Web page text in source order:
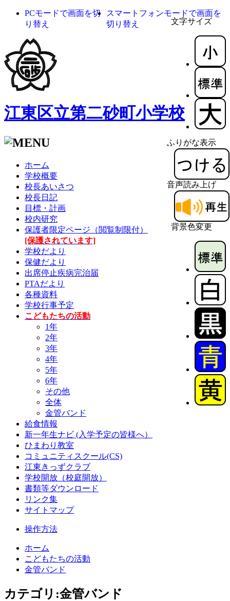
文字サイズ
ふりがな表示
音声読み上げ
背景色変更
PCモードで画面を切
り替え
スマートフォンモードで画面を
切り替え
江東区立第二砂町小学校
ホーム
学校概要
校長あいさつ
校長日記
目標・計画
校内研究
保護者限定ページ（閲覧制限付）
[保護されています]
学校だより
保健だより
出席停止疾病完治届
PTAだより
各種資料
学校行事予定
こどもたちの活動
1年
2年
3年
4年
5年
6年
その他
全体
金管バンド
給食情報
新一年生ナビ (入学予定の皆様へ）
ひまわり教室
コミュニティスクール(CS)
江東きっずクラブ
学校開放（校庭開放）
書類等ダウンロード
リンク集
サイトマップ
操作方法
ホーム
こどもたちの活動
金管バンド
カテゴリ:金管バンド